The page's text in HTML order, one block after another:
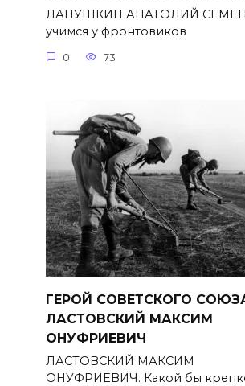
ЛАПУШКИН АНАТОЛИЙ
учимся у фронтовиков
0 73
ГЕРОЙ СОВЕТСКОГО
ЛАСТОВСКИЙ МАКСИМ
ОНУФРИЕВИЧ
ЛАСТОВСКИЙ МАКСИМ
ОНУФРИЕВИЧ. Какой бы